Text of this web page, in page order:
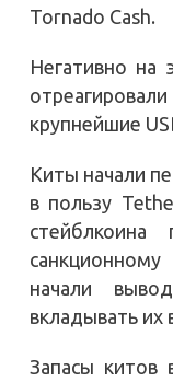
Tornado Cash.
Негативно на
крупнейшие
Киты начали
в пользу
начали
вкладывать их
Запасы китов